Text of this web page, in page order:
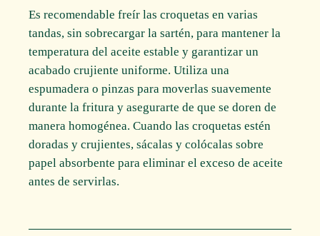
Es recomendable freír las croquetas en varias
tandas, sin sobrecargar la sartén, para mantener la
temperatura del aceite estable y garantizar un
acabado crujiente uniforme. Utiliza una
espumadera o pinzas para moverlas suavemente
durante la fritura y asegurarte de que se doren de
manera homogénea. Cuando las croquetas estén
doradas y crujientes, sácalas y colócalas sobre
papel absorbente para eliminar el exceso de aceite
antes de servirlas.